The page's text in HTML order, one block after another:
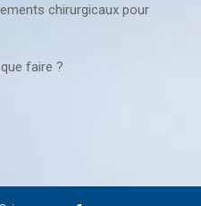
chirurgicaux pour
faire ?